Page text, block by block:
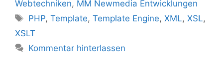
Webtechniken, MM Newmedia Entwicklungen
Schlagwörter
PHP,Template,Template Engine,XML,XSL,
XSLT
Kommentar hinterlassen